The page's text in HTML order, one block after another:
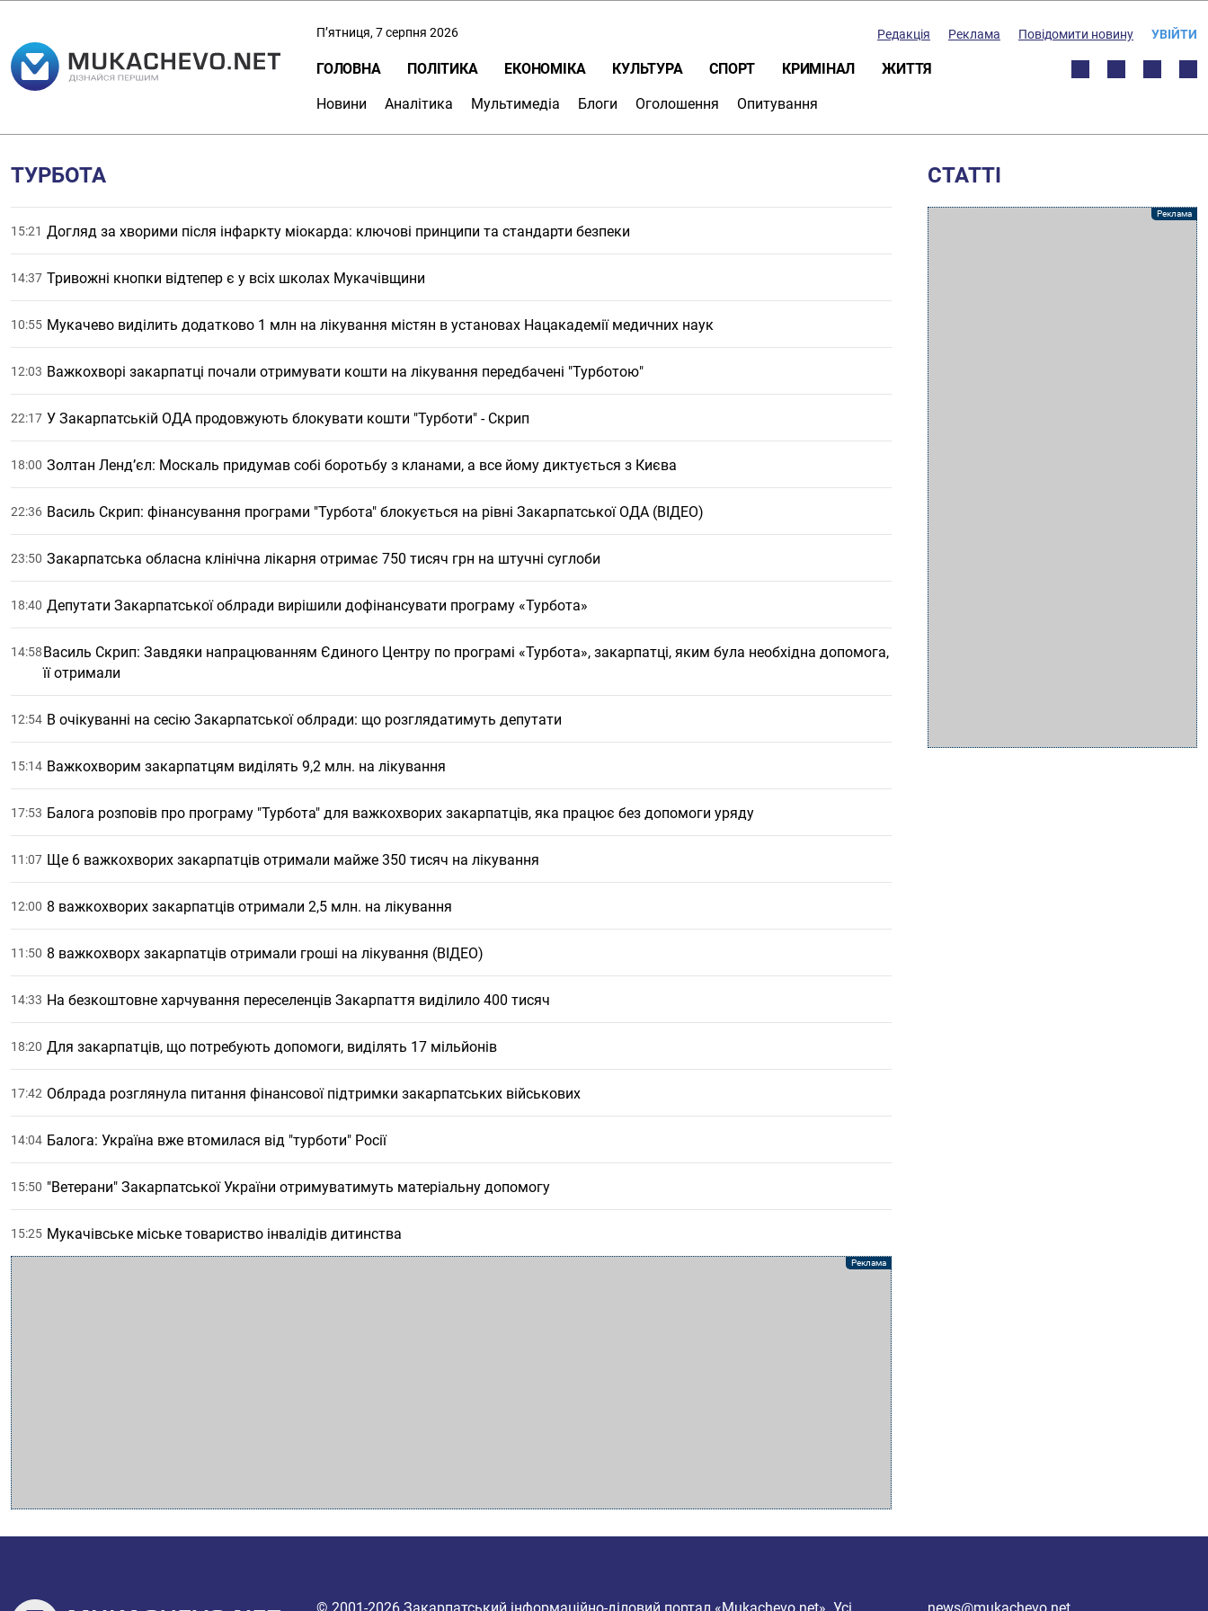
П’ятниця, 7 серпня 2026 Редакція Реклама Повідомити новину УВІЙТИ
ГОЛОВНА ПОЛІТИКА ЕКОНОМІКА КУЛЬТУРА СПОРТ КРИМІНАЛ ЖИТТЯ
Новини Аналітика Мультимедіа Блоги Оголошення Опитування
ТУРБОТА
15:21 Догляд за хворими після інфаркту міокарда: ключові принципи та стандарти безпеки
14:37 Тривожні кнопки відтепер є у всіх школах Мукачівщини
10:55 Мукачево виділить додатково 1 млн на лікування містян в установах Нацакадемії медичних наук
12:03 Важкохворі закарпатці почали отримувати кошти на лікування передбачені "Турботою"
22:17 У Закарпатській ОДА продовжують блокувати кошти "Турботи" - Скрип
18:00 Золтан Ленд’єл: Москаль придумав собі боротьбу з кланами, а все йому диктується з Києва
22:36 Василь Скрип: фінансування програми "Турбота" блокується на рівні Закарпатської ОДА (ВІДЕО)
23:50 Закарпатська обласна клінічна лікарня отримає 750 тисяч грн на штучні суглоби
18:40 Депутати Закарпатської облради вирішили дофінансувати програму «Турбота»
14:58Василь Скрип: Завдяки напрацюванням Єдиного Центру по програмі «Турбота», закарпатці, яким була необхідна допомога,
її отримали
12:54 В очікуванні на сесію Закарпатської облради: що розглядатимуть депутати
15:14 Важкохворим закарпатцям виділять 9,2 млн. на лікування
17:53 Балога розповів про програму "Турбота" для важкохворих закарпатців, яка працює без допомоги уряду
11:07 Ще 6 важкохворих закарпатців отримали майже 350 тисяч на лікування
12:00 8 важкохворих закарпатців отримали 2,5 млн. на лікування
11:50 8 важкохворх закарпатців отримали гроші на лікування (ВІДЕО)
14:33 На безкоштовне харчування переселенців Закарпаття виділило 400 тисяч
18:20 Для закарпатців, що потребують допомоги, виділять 17 мільйонів
17:42 Облрада розглянула питання фінансової підтримки закарпатських військових
14:04 Балога: Україна вже втомилася від "турботи" Росії
15:50 "Ветерани" Закарпатської України отримуватимуть матеріальну допомогу
15:25 Мукачівське міське товариство інвалідів дитинства
СТАТТІ